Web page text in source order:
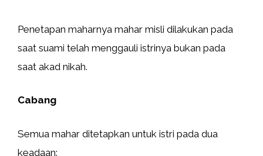
Penetapan maharnya mahar misli dilakukan pada
saat suami telah menggauli istrinya bukan pada
saat akad nikah.
Cabang
Semua mahar ditetapkan untuk istri pada dua
keadaan: